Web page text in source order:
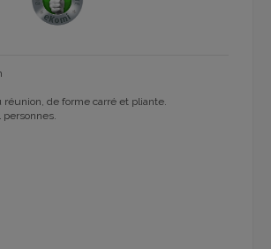
réunion, de forme carré et pliante.
personnes.